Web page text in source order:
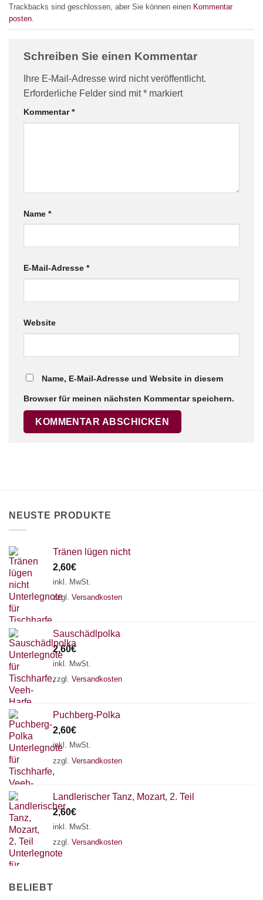
Trackbacks sind geschlossen, aber Sie können einen Kommentar
posten
Schreiben Sie einen Kommentar
Ihre E-Mail-Adresse wird nicht veröffentlicht.
Erforderliche Felder sind mit* markiert
Kommentar*
Name *
E-Mail-Adresse *
Website
Name, E-Mail-Adresse und Website in diesem
Browser für meinen nächsten Kommentar speichern.
NEUSTE PRODUKTE
Tränen lügen nicht
2,60€
inkl. MwSt.
zzgl. Versandkosten
Sauschädlpolka
2,60€
inkl. MwSt.
zzgl. Versandkosten
Puchberg-Polka
2,60€
inkl. MwSt.
zzgl. Versandkosten
Landlerischer Tanz, Mozart, 2. Teil
2,60€
inkl. MwSt.
zzgl. Versandkosten
BELIEBT
Chat Support